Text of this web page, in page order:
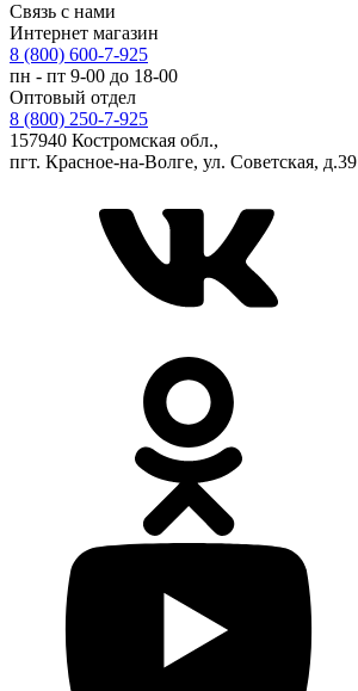
Связь с нами
Интернет магазин
8 (800) 600-7-925
пн - пт 9-00 до 18-00
Оптовый отдел
8 (800) 250-7-925
157940 Костромская обл.,
пгт. Красное-на-Волге, ул. Советская, д.39